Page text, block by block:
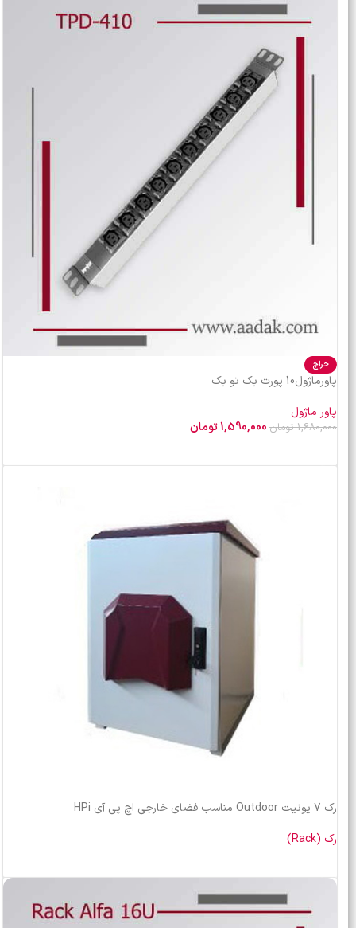
حراج
پاورماژول10 پورت بک تو بک
پاور ماژول
1,680,000 تومان 1,590,000تومان
رک 7 یونیت Outdoor مناسب فضای خارجی اچ پی آی HPi
رک (Rack)